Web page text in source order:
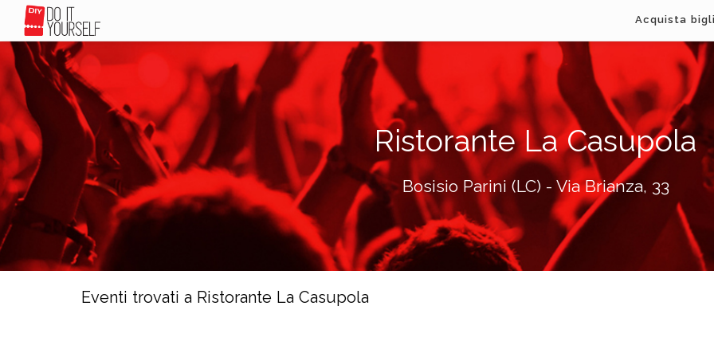
Acquista
Ristorante La Casupola
Bosisio Parini (LC) - Via Brianza, 33
Eventi trovati a Ristorante La Casupola